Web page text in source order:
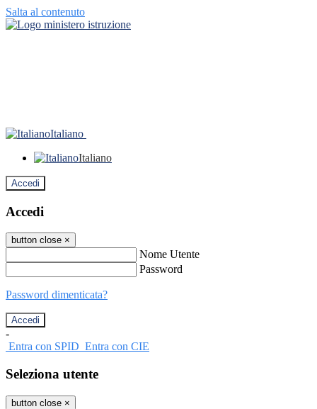
Salta al contenuto
Italiano
Italiano
Accedi
Accedi
button close ×
Nome Utente
Password
Password dimenticata?
-
Entra con SPID Entra con CIE
Seleziona utente
button close ×